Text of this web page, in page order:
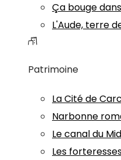
Ça bouge
L'Aude, terre
Patrimoine
La Cité de
Narbonne
Le canal du
Les